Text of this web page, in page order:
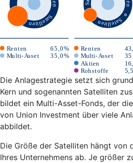
Die Anlagestrategie setzt sich
Kern und sogenannten Satelliten
bildet ein Multi-Asset-Fonds, der
von Union Investment über viele
abbildet.
Die Größe der Satelliten hängt von
Ihres Unternehmens ab. Je größer